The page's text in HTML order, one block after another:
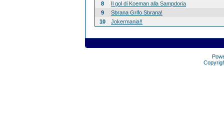
8
Il gol di Koeman alla Sampdoria
9
Sbrana Grifo Sbrana!
10
Jokermania!!